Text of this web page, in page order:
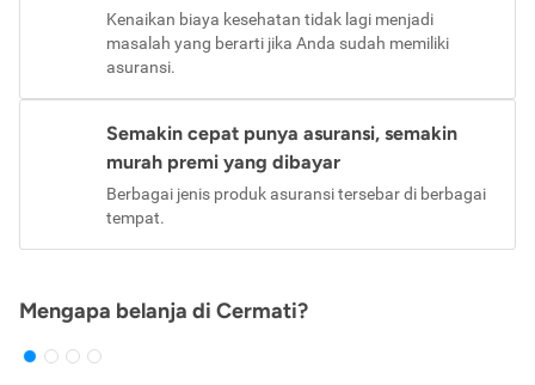
Kenaikan biaya kesehatan tidak lagi menjadi
masalah yang berarti jika Anda sudah memiliki
asuransi.
Semakin cepat punya asuransi, semakin
murah premi yang dibayar
Berbagai jenis produk asuransi tersebar di berbagai
tempat.
Mengapa belanja di Cermati?